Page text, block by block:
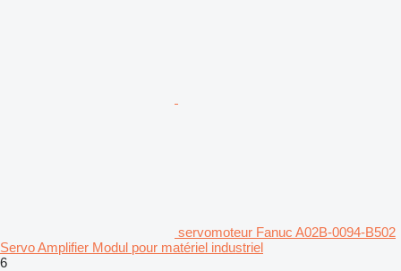
servomoteur Fanuc A02B-0094-B502
Servo Amplifier Modul pour matériel industriel
6